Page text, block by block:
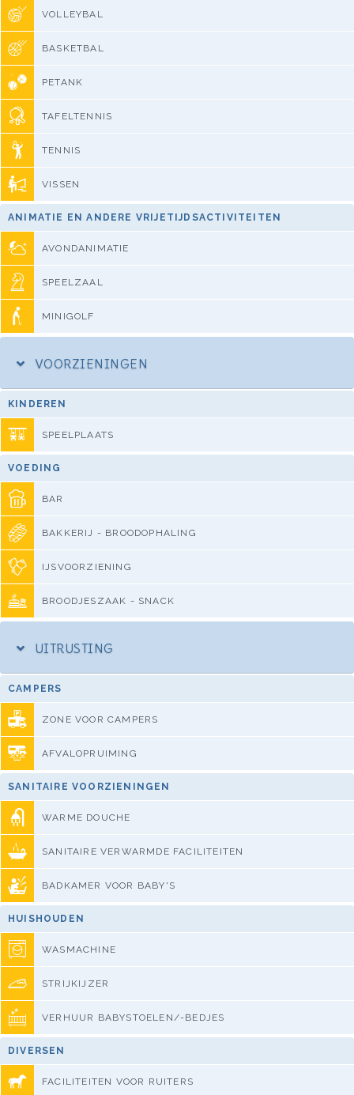
VOLLEYBAL
BASKETBAL
PETANK
TAFELTENNIS
TENNIS
VISSEN
ANIMATIE EN ANDERE VRIJETIJDSACTIVITEITEN
AVONDANIMATIE
SPEELZAAL
MINIGOLF
VOORZIENINGEN
KINDEREN
SPEELPLAATS
VOEDING
BAR
BAKKERIJ - BROODOPHALING
IJSVOORZIENING
BROODJESZAAK - SNACK
UITRUSTING
CAMPERS
ZONE VOOR CAMPERS
AFVALOPRUIMING
SANITAIRE VOORZIENINGEN
WARME DOUCHE
SANITAIRE VERWARMDE FACILITEITEN
BADKAMER VOOR BABY'S
HUISHOUDEN
WASMACHINE
STRIJKIJZER
VERHUUR BABYSTOELEN/-BEDJES
DIVERSEN
FACILITEITEN VOOR RUITERS